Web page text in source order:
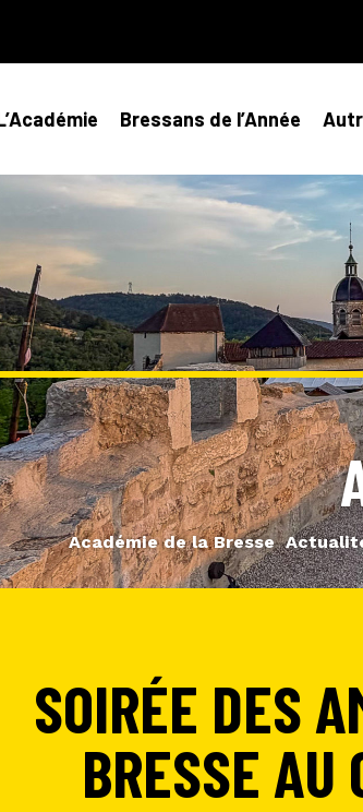
Bressans de l’Année
Académie de la Bresse
SOIRÉE DES
BRESSE AU